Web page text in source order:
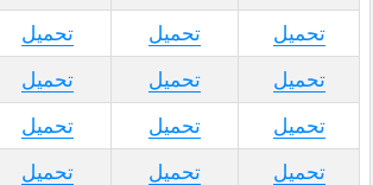
تحميل
تحميل تحميل
تحميل
تحميل تحميل
تحميل
تحميل
تحميل
تحميل
تحميل
تحميل